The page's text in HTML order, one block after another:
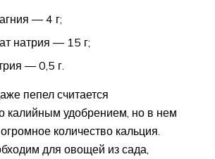
— 4 г;
натрия — 15 г;
— 0,5 г.
пепел считается
калийным удобрением, но в нем
количество кальция.
для овощей из сада,